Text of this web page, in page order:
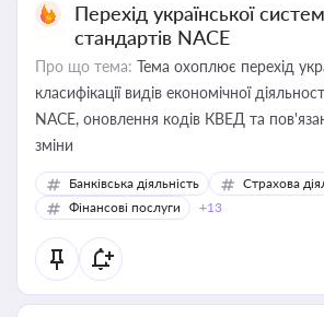
Перехід української
стандартів NACE
Про що тема: Тема охоплює перехід
класифікації видів економічної
NACE, оновлення кодів КВЕД та
зміни
Банківська діяльність
Страхова
Фінансові послуги
+13